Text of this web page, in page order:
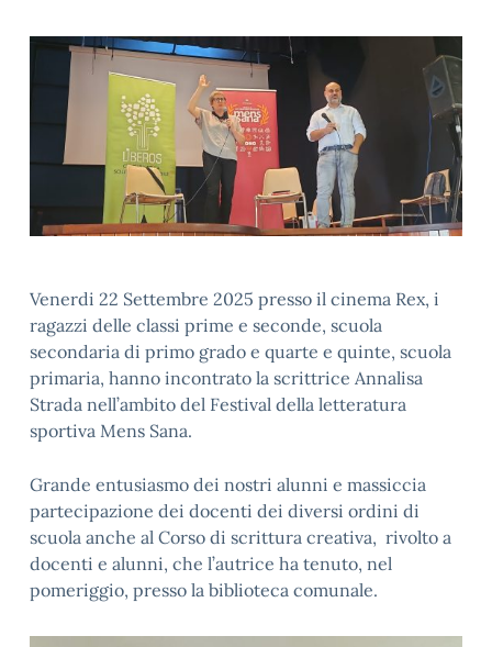
Venerdi 22 Settembre 2025 presso il cinema Rex, i
ragazzi delle classi prime e seconde, scuola
secondaria di primo grado e quarte e quinte, scuola
primaria, hanno incontrato la scrittrice Annalisa
Strada nell’ambito del Festival della letteratura
sportiva Mens Sana.
Grande entusiasmo dei nostri alunni e massiccia
partecipazione dei docenti dei diversi ordini di
scuola anche al Corso di scrittura creativa, rivolto a
docenti e alunni, che l’autrice ha tenuto, nel
pomeriggio, presso la biblioteca comunale.